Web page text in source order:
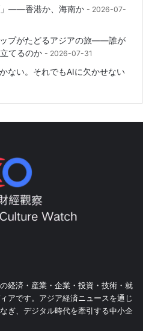
」――香港か、海南か
2026-07-
プがたどるアジアの旅――誰が
てるのか
2026-07-31
ない。それでもAIに欠かせない
経済・産業・企業・投資・技術・就
アです。アジア経済ニュースを通じ
ぎ、デジタル時代を牽引する中小企